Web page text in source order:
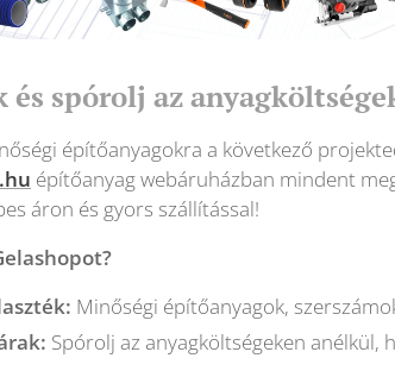
és spórolj az
építőanyagokra a következő
építőanyag webáruházban mindent
áron és gyors szállítással!
Minőségi építőanyagok,
Spórolj az anyagköltségeken anélkül,